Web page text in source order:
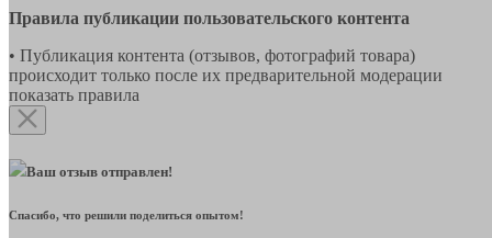
Правила публикации пользовательского контента
• Публикация контента (отзывов, фотографий товара)
происходит только после их предварительной модерации
показать правила
Ваш отзыв отправлен!
Спасибо, что решили поделиться опытом!